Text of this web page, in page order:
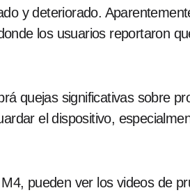
y deteriorado.
los usuarios reportaron
quejas significativas sobre
el dispositivo,
pueden ver los videos de